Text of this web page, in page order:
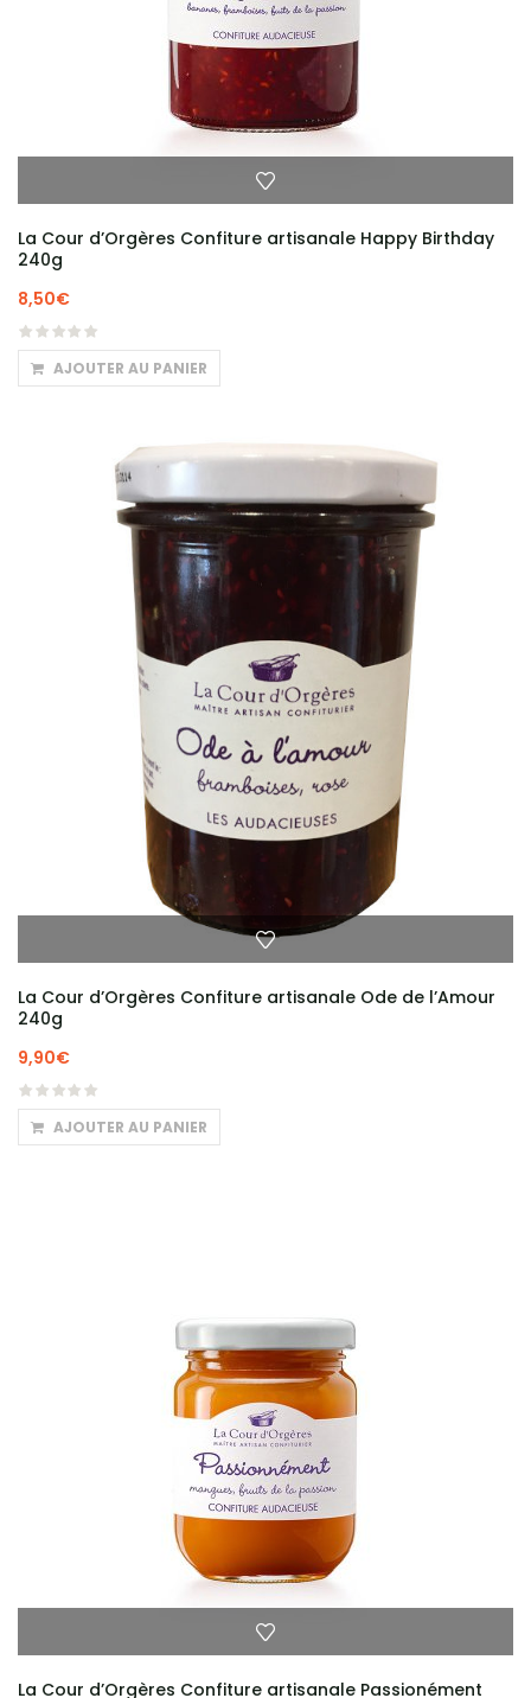
La Cour d’Orgères Confiture artisanale Happy Birthday
240g
8,50€
AJOUTER AU PANIER
La Cour d’Orgères Confiture artisanale Ode de l’Amour
240g
9,90€
AJOUTER AU PANIER
La Cour d’Orgères Confiture artisanale Passionément